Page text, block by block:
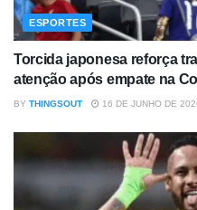
ESPORTES
Torcida japonesa reforça
atenção após empate na
BY THINGSOUT 16 DE JUNHO DE